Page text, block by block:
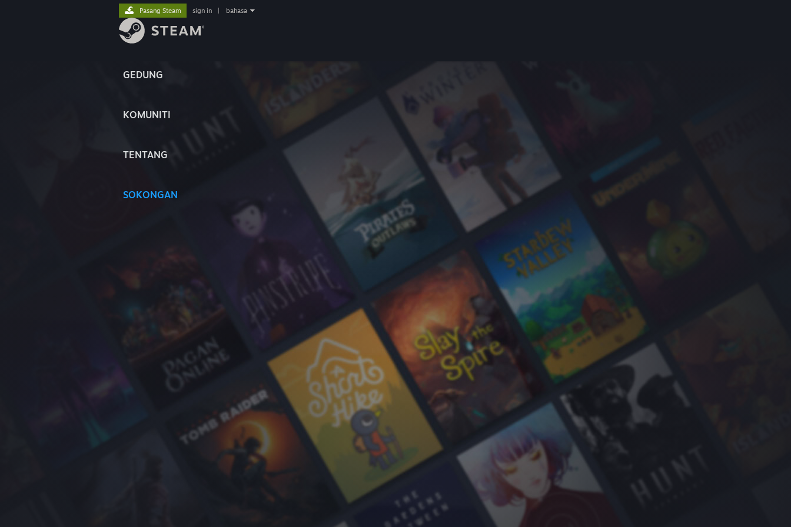
GEDUNG
KOMUNITI
TENTANG
SOKONGAN
Pasang Steam sign in bahasa